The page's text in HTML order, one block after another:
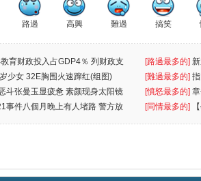
路過 高興 難過 搞笑
育财政投入占GDP4％ 列财政支
[路過最多的]
少女 32E胸围火速蹿红(组图) [難過最多的]
罪
斗张曼玉显疲惫 素颜现身太阳镜
[憤怒最多的]
事件八個月晚上有人堵路 警方放
[同情最多的]
敗